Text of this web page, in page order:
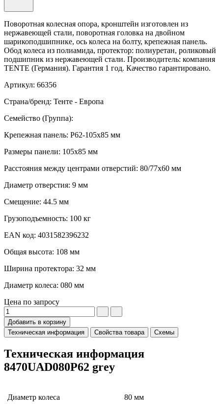
Поворотная колесная опора, кронштейн изготовлен из
нержавеющей стали, поворотная головка на двойном
шарикоподшипнике, ось колеса на болту, крепежная панель.
Обод колеса из полиамида, протектор: полиуретан, роликовый
подшипник из нержавеющей стали. Производитель: компания
TENTE (Германия). Гарантия 1 год. Качество гарантировано.
Артикул: 66356
Страна/бренд: Тенте - Европа
Семейство (Группа):
Крепежная панель: P62-105x85 мм
Размеры панели: 105x85 мм
Расстояния между центрами отверстий: 80/77x60 мм
Диаметр отверстия: 9 мм
Смещение: 44.5 мм
Грузоподъемность: 100 кг
EAN код: 4031582396232
Общая высота: 108 мм
Ширина протектора: 32 мм
Диаметр колеса: 080 мм
Цена по запросу
Добавить в корзину
Техническая информация
Свойства товара Схемы
Техническая информация
8470UAD080P62 grey
Диаметр колеса 80 мм